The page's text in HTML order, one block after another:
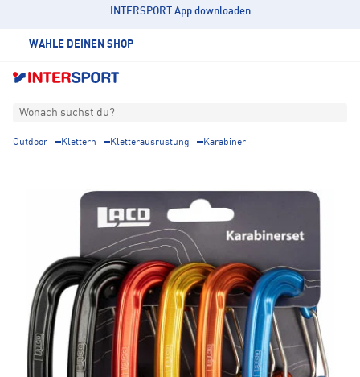
INTERSPORT App downloaden
WÄHLE DEINEN SHOP
Wonach suchst du?
Outdoor Klettern Kletterausrüstung Karabiner